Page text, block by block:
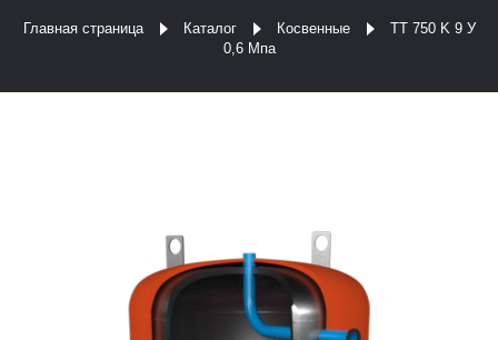
Главная страница Каталог Косвенные
ТТ 750 K 9 У
0,6 Мпа